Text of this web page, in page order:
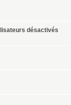
désactivés